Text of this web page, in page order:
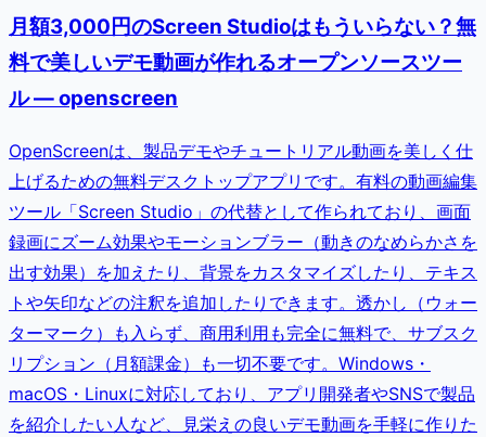
月額3,000円のScreen Studioはもういらない？無
料で美しいデモ動画が作れるオープンソースツー
ル — openscreen
OpenScreenは、製品デモやチュートリアル動画を美しく仕
上げるための無料デスクトップアプリです。有料の動画編集
ツール「Screen Studio」の代替として作られており、画面
録画にズーム効果やモーションブラー（動きのなめらかさを
出す効果）を加えたり、背景をカスタマイズしたり、テキス
トや矢印などの注釈を追加したりできます。透かし（ウォー
ターマーク）も入らず、商用利用も完全に無料で、サブスク
リプション（月額課金）も一切不要です。Windows・
macOS・Linuxに対応しており、アプリ開発者やSNSで製品
を紹介したい人など、見栄えの良いデモ動画を手軽に作りた